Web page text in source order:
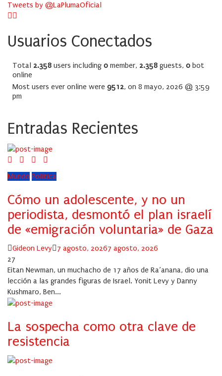
Tweets by @LaPlumaOficial
Usuarios Conectados
Total 2.358 users including 0 member, 2.358 guests, 0 bot
online
Most users ever online were 9512, on 8 mayo, 2026 @ 3:59
pm
Entradas Recientes
Mundo Política
Cómo un adolescente, y no un
periodista, desmontó el plan israelí
de «emigración voluntaria» de Gaza
Author
Gideon Levy
Posted
7 agosto, 20267 agosto, 2026
27
Eitan Newman, un muchacho de 17 años de Ra’anana, dio una
lección a las grandes figuras de Israel. Yonit Levy y Danny
Kushmaro, Ben...
La sospecha como otra clave de
resistencia